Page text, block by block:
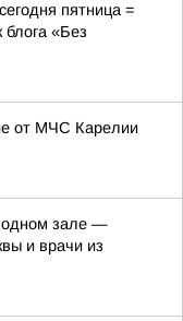
пятница =
блога «Без
от МЧС Карелии
одном зале —
и врачи из